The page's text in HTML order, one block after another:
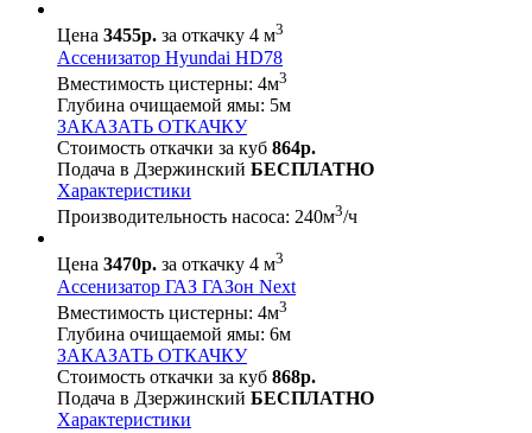
Цена 3455р. за откачку 4 м3
Ассенизатор Hyundai HD78
Вместимость цистерны: 4м3
Глубина очищаемой ямы: 5м
ЗАКАЗАТЬ ОТКАЧКУ
Стоимость откачки за куб 864р.
Подача в Дзержинский БЕСПЛАТНО
Характеристики
Производительность насоса: 240м3/ч
Цена 3470р. за откачку 4 м3
Ассенизатор ГАЗ ГАЗон Next
Вместимость цистерны: 4м3
Глубина очищаемой ямы: 6м
ЗАКАЗАТЬ ОТКАЧКУ
Стоимость откачки за куб 868р.
Подача в Дзержинский БЕСПЛАТНО
Характеристики